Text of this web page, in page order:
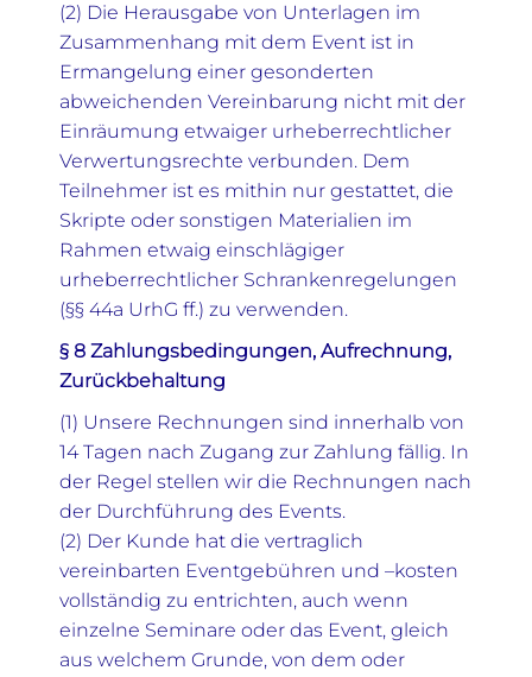
(2) Die Herausgabe von Unterlagen im
Zusammenhang mit dem Event ist in
Ermangelung einer gesonderten
abweichenden Vereinbarung nicht mit der
Einräumung etwaiger urheberrechtlicher
Verwertungsrechte verbunden. Dem
Teilnehmer ist es mithin nur gestattet, die
Skripte oder sonstigen Materialien im
Rahmen etwaig einschlägiger
urheberrechtlicher Schrankenregelungen
(§§ 44a UrhG ff.) zu verwenden.
§ 8 Zahlungsbedingungen, Aufrechnung,
Zurückbehaltung
(1) Unsere Rechnungen sind innerhalb von
14 Tagen nach Zugang zur Zahlung fällig. In
der Regel stellen wir die Rechnungen nach
der Durchführung des Events.
(2) Der Kunde hat die vertraglich
vereinbarten Eventgebühren und –kosten
vollständig zu entrichten, auch wenn
einzelne Seminare oder das Event, gleich
aus welchem Grunde, von dem oder